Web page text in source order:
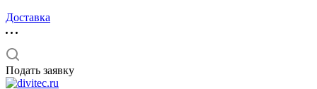
Доставка
Подать заявку